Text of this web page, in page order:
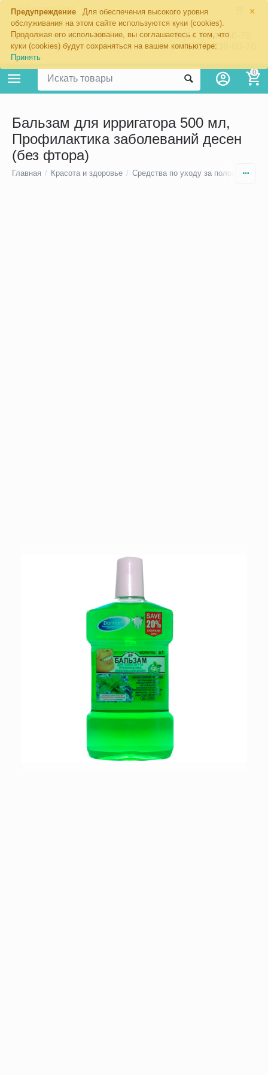
×
Предупреждение
Для обеспечения высокого уровня
обслуживания на этом сайте используются куки (cookies).
Продолжая его использование, вы соглашаетесь с тем, что
куки (cookies) будут сохраняться на вашем компьютере:
Принять
Екатеринбург
8 (343) 344-60-76
+7 (967) 639-00-76
0
Бальзам для ирригатора 500 мл,
Профилактика заболеваний десен
(без фтора)
Главная / Красота и здоровье / Средства по уходу за полостью рта